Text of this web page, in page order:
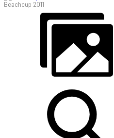
Beachcup 2011